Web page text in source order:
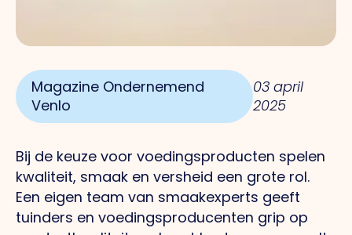
Magazine Ondernemend
Venlo
03 april
2025
Bij de keuze voor voedingsproducten spelen
kwaliteit, smaak en versheid een grote rol.
Een eigen team van smaakexperts geeft
tuinders en voedingsproducenten grip op